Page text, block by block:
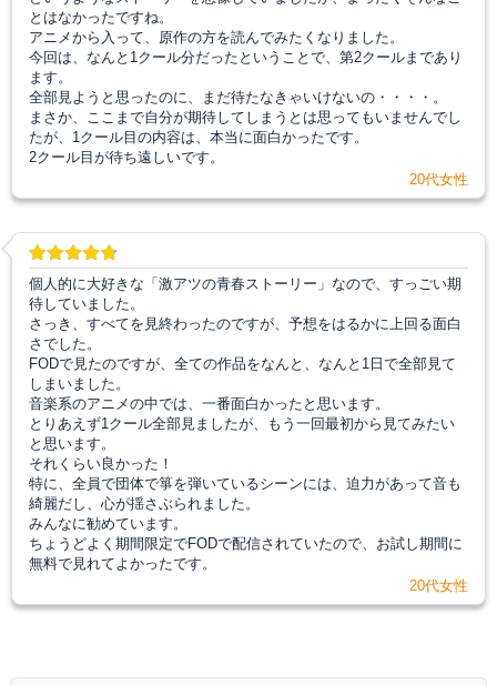
とはなかったですね。
アニメから入って、原作の方を読んでみたくなりました。
今回は、なんと1クール分だったということで、第2クールまであり
ます。
全部見ようと思ったのに、まだ待たなきゃいけないの・・・・。
まさか、ここまで自分が期待してしまうとは思ってもいませんでし
たが、1クール目の内容は、本当に面白かったです。
2クール目が待ち遠しいです。
20代女性
個人的に大好きな「激アツの青春ストーリー」なので、すっごい期
待していました。
さっき、すべてを見終わったのですが、予想をはるかに上回る面白
さでした。
FODで見たのですが、全ての作品をなんと、なんと1日で全部見て
しまいました。
音楽系のアニメの中では、一番面白かったと思います。
とりあえず1クール全部見ましたが、もう一回最初から見てみたい
と思います。
それくらい良かった！
特に、全員で団体で箏を弾いているシーンには、迫力があって音も
綺麗だし、心が揺さぶられました。
みんなに勧めています。
ちょうどよく期間限定でFODで配信されていたので、お試し期間に
無料で見れてよかったです。
20代女性